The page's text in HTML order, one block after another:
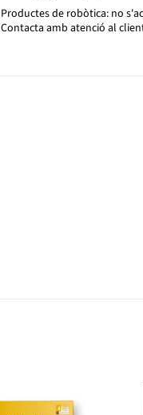
Productes de robòtica: no
Contacta amb atenció al